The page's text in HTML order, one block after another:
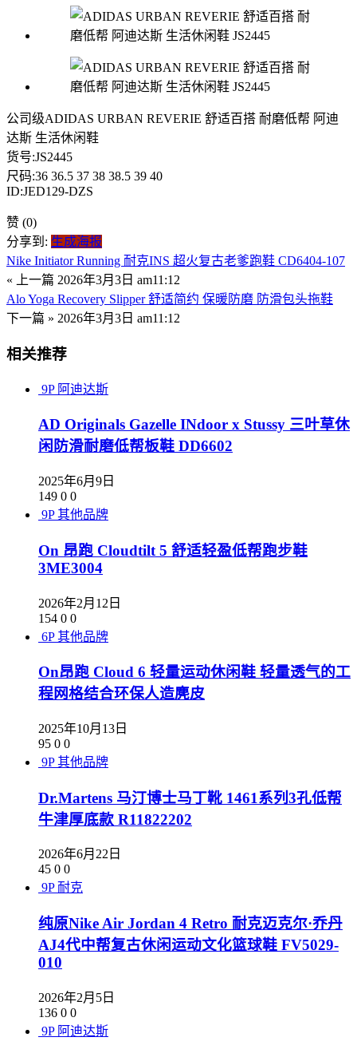
公司级ADIDAS URBAN REVERIE 舒适百搭 耐磨低帮 阿迪
达斯 生活休闲鞋
货号:JS2445
尺码:36 36.5 37 38 38.5 39 40
ID:JED129-DZS
赞 (0)
分享到: 生成海报
Nike Initiator Running 耐克INS 超火复古老爹跑鞋 CD6404-107
« 上一篇 2026年3月3日 am11:12
Alo Yoga Recovery Slipper 舒适简约 保暖防磨 防滑包头拖鞋
下一篇 » 2026年3月3日 am11:12
相关推荐
9P 阿迪达斯
AD Originals Gazelle INdoor x Stussy 三叶草休
闲防滑耐磨低帮板鞋 DD6602
2025年6月9日
149 0 0
9P 其他品牌
On 昂跑 Cloudtilt 5 舒适轻盈低帮跑步鞋
3ME3004
2026年2月12日
154 0 0
6P 其他品牌
On昂跑 Cloud 6 轻量运动休闲鞋 轻量透气的工
程网格结合环保人造麂皮
2025年10月13日
95 0 0
9P 其他品牌
Dr.Martens 马汀博士马丁靴 1461系列3孔低帮
牛津厚底款 R11822202
2026年6月22日
45 0 0
9P 耐克
纯原Nike Air Jordan 4 Retro 耐克迈克尔·乔丹
AJ4代中帮复古休闲运动文化篮球鞋 FV5029-
010
2026年2月5日
136 0 0
9P 阿迪达斯